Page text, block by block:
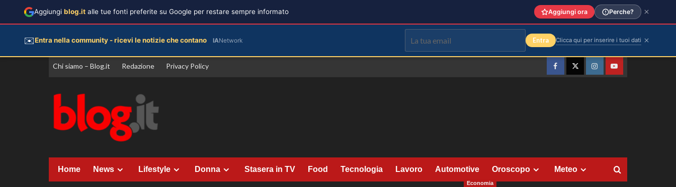
Vai
Chi siamo – Blog.it Redazione Privacy Policy
FacebookTwitterInstagramYouTube
Home News Lifestyle Donna Stasera in TV Food Tecnologia Lavoro Automotive Oroscopo Meteo
Economia
Aggiungi blog.it alle tue fonti preferite su Google per restare sempre informato Aggiungi ora Perche?
✉️Entra nella community - ricevi le notizie che contano IANetwork Entra Clicca qui per inserire i tuoi dati